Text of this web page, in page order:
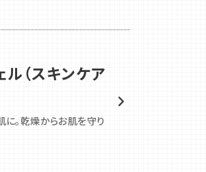
（スキンケア
に。乾燥からお肌を守り